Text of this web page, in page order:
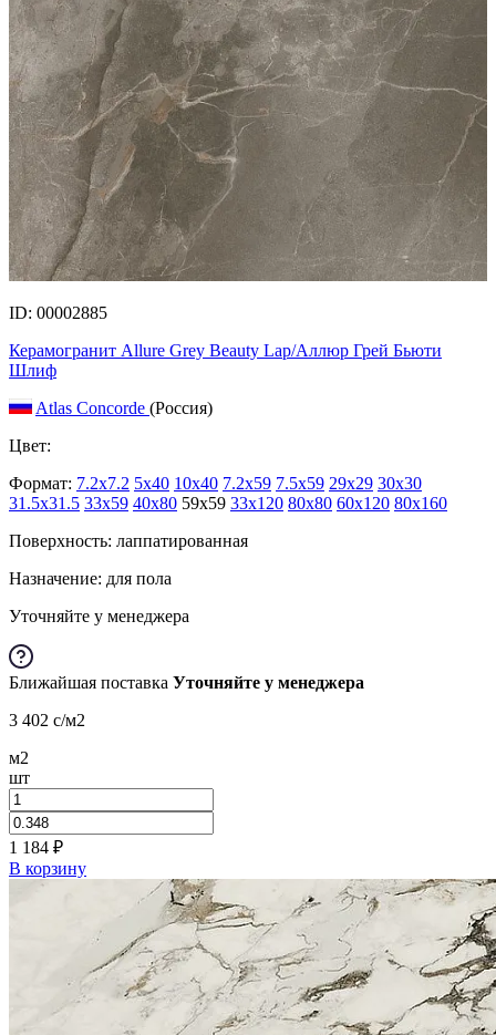
ID: 00002885
Керамогранит Allure Grey Beauty Lap/Аллюр Грей Бьюти
Шлиф
Atlas Concorde (Россия)
Цвет:
Формат: 7.2x7.2 5x40 10x40 7.2x59 7.5x59 29x29 30x30
31.5x31.5 33x59 40x80 59x59 33x120 80x80 60x120 80x160
Поверхность: лаппатированная
Назначение: для пола
Уточняйте у менеджера
Ближайшая поставка Уточняйте у менеджера
3 402 c/м2
м2
шт
1 184 ₽
В корзину